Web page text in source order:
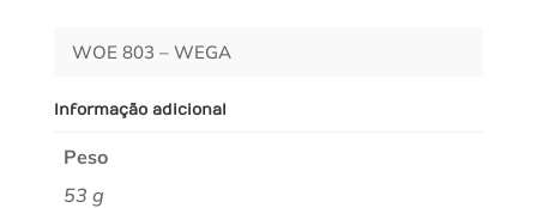
WOE 803 – WEGA
Informação adicional
Peso
53 g